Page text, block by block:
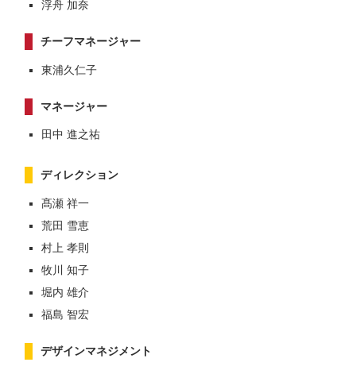
浮舟 加奈
チーフマネージャー
東浦久仁子
マネージャー
田中 進之祐
ディレクション
髙瀬 祥一
荒田 雪恵
村上 孝則
牧川 知子
堀内 雄介
福島 智宏
デザインマネジメント